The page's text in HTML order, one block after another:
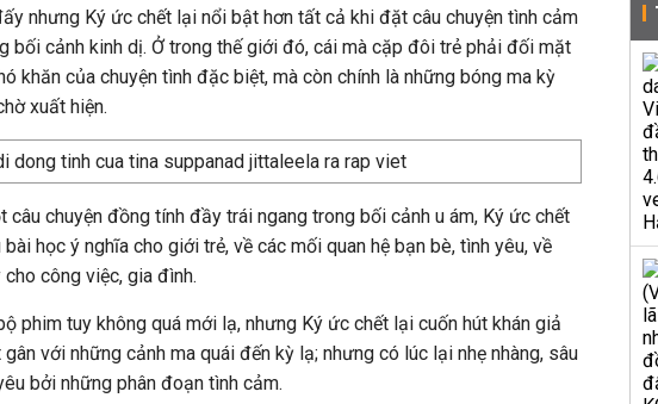
nhưng Ký ức chết lại nổi bật hơn tất cả khi đặt câu chuyện tình cảm
bối cảnh kinh dị. Ở trong thế giới đó, cái mà cặp đôi trẻ phải đối mặt
khăn của chuyện tình đặc biệt, mà còn chính là những bóng ma kỳ
xuất hiện.
câu chuyện đồng tính đầy trái ngang trong bối cảnh u ám, Ký ức chết
học ý nghĩa cho giới trẻ, về các mối quan hệ bạn bè, tình yêu, về
công việc, gia đình.
phim tuy không quá mới lạ, nhưng Ký ức chết lại cuốn hút khán giả
với những cảnh ma quái đến kỳ lạ; nhưng có lúc lại nhẹ nhàng, sâu
bởi những phân đoạn tình cảm.